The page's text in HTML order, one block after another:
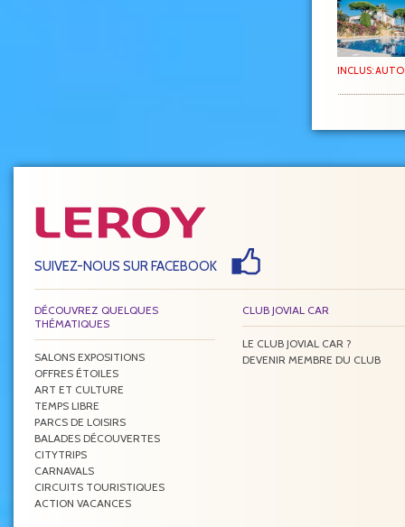
INCLUS:
SUIVEZ-NOUS SUR FACEBOOK
DÉCOUVREZ QUELQUES
THÉMATIQUES
SALONS EXPOSITIONS
OFFRES ÉTOILES
ART ET CULTURE
TEMPS LIBRE
PARCS DE LOISIRS
BALADES DÉCOUVERTES
CITYTRIPS
CARNAVALS
CIRCUITS TOURISTIQUES
ACTION VACANCES
CLUB JOVIAL CAR
LE CLUB JOVIAL CAR ?
DEVENIR MEMBRE DU CLUB